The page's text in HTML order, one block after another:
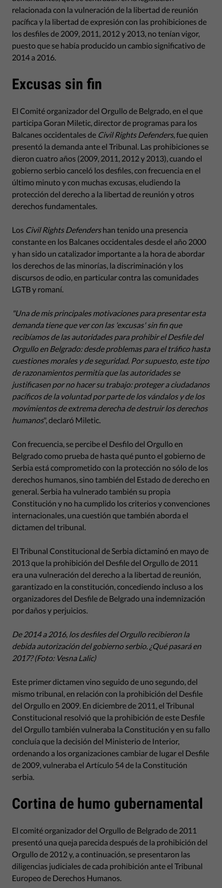
relacionada con la vulneración de la libertad de reunión
pacífica y la libertad de expresión con las prohibiciones de
los desfiles de 2009, 2011, 2012 y 2013, no tenían vigor,
puesto que se había producido un cambio significativo de
2014 a 2016.
Excusas sin fin
El Comité organizador del Orgullo de Belgrado, en el que
participa Goran Miletic, director de programas para los
Balcanes occidentales de Civil Rights Defenders, fue quien
presentó la demanda ante el Tribunal. Las prohibiciones se
dieron cuatro años (2009, 2011, 2012 y 2013), cuando el
gobierno serbio canceló los desfiles, con frecuencia en el
último minuto y con muchas excusas, eludiendo la
protección del derecho a la libertad de reunión y otros
derechos fundamentales.
Los Civil Rights Defendershan tenido una presencia
constante en los Balcanes occidentales desde el año 2000
y han sido un catalizador importante a la hora de abordar
los derechos de las minorías, la discriminación y los
discursos de odio, en particular contra las comunidades
LGTB y romaní.
"Una de mis principales motivaciones para presentar esta
demanda tiene que ver con las 'excusas' sin fin que
recibíamos de las autoridades para prohibir el Desfile del
Orgullo en Belgrado: desde problemas para el tráfico hasta
cuestiones morales y de seguridad. Por supuesto, este tipo
de razonamientos permitía que las autoridades se
justificasen por no hacer su trabajo: proteger a ciudadanos
pacíficos de la voluntad por parte de los vándalos y de los
movimientos de extrema derecha de destruir los derechos
humanos", declaró Miletic.
Con frecuencia, se percibe el Desfilo del Orgullo en
Belgrado como prueba de hasta qué punto el gobierno de
Serbia está comprometido con la protección no sólo de los
derechos humanos, sino también del Estado de derecho en
general. Serbia ha vulnerado también su propia
Constitución y no ha cumplido los criterios y convenciones
internacionales, una cuestión que también aborda el
dictamen del tribunal.
El Tribunal Constitucional de Serbia dictaminó en mayo de
2013 que la prohibición del Desfile del Orgullo de 2011
era una vulneración del derecho a la libertad de reunión,
garantizado en la constitución, concediendo incluso a los
organizadores del Desfile de Belgrado una indemnización
por daños y perjuicios.
De 2014 a 2016, los desfiles del Orgullo recibieron la
debida autorización del gobierno serbio. ¿Qué pasará en
2017? (Foto: Vesna Lalic)
Este primer dictamen vino seguido de uno segundo, del
mismo tribunal, en relación con la prohibición del Desfile
del Orgullo en 2009. En diciembre de 2011, el Tribunal
Constitucional resolvió que la prohibición de este Desfile
del Orgullo también vulneraba la Constitución y en su fallo
concluía que la decisión del Ministerio de Interior,
ordenando a los organizaciones cambiar de lugar el Desfile
de 2009, vulneraba el Artículo 54 de la Constitución
serbia.
Cortina de humo gubernamental
El comité organizador del Orgullo de Belgrado de 2011
presentó una queja parecida después de la prohibición del
Orgullo de 2012 y, a continuación, se presentaron las
diligencias judiciales de cada prohibición ante el Tribunal
Europeo de Derechos Humanos.